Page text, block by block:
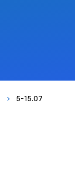
5-15.07